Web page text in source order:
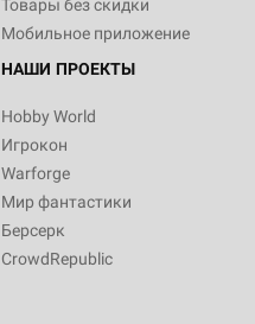
Товары без скидки
Мобильное приложение
НАШИ ПРОЕКТЫ
Hobby World
Игрокон
Warforge
Мир фантастики
Берсерк
CrowdRepublic